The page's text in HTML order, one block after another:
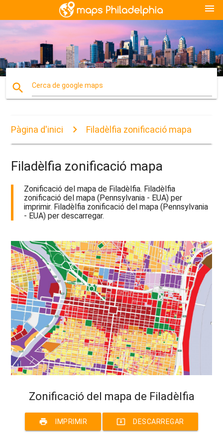
menu
search Cerca de google maps
Pàgina d'inici Filadèlfia zonificació mapa
Filadèlfia zonificació mapa
Zonificació del mapa de Filadèlfia. Filadèlfia
zonificació del mapa (Pennsylvania - EUA) per
imprimir. Filadèlfia zonificació del mapa (Pennsylvania
- EUA) per descarregar.
Zonificació del mapa de Filadèlfia
print IMPRIMIR system_update_alt DESCARREGAR